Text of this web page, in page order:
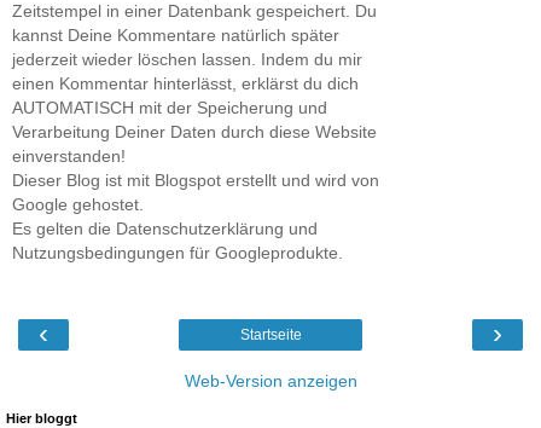
Zeitstempel in einer Datenbank gespeichert. Du
kannst Deine Kommentare natürlich später
jederzeit wieder löschen lassen. Indem du mir
einen Kommentar hinterlässt, erklärst du dich
AUTOMATISCH mit der Speicherung und
Verarbeitung Deiner Daten durch diese Website
einverstanden!
Dieser Blog ist mit Blogspot erstellt und wird von
Google gehostet.
Es gelten die Datenschutzerklärung und
Nutzungsbedingungen für Googleprodukte.
‹ ›
Startseite
Web-Version anzeigen
Hier bloggt